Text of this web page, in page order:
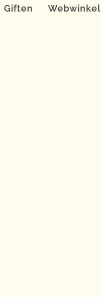
Giften Webwinkel